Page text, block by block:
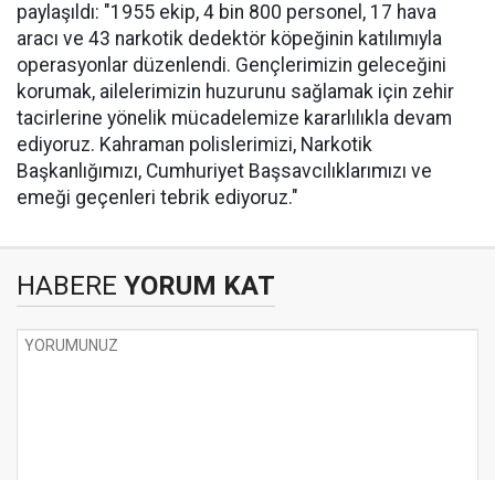
paylaşıldı: "1955 ekip, 4 bin 800 personel, 17 hava
aracı ve 43 narkotik dedektör köpeğinin katılımıyla
operasyonlar düzenlendi. Gençlerimizin geleceğini
korumak, ailelerimizin huzurunu sağlamak için zehir
tacirlerine yönelik mücadelemize kararlılıkla devam
ediyoruz. Kahraman polislerimizi, Narkotik
Başkanlığımızı, Cumhuriyet Başsavcılıklarımızı ve
emeği geçenleri tebrik ediyoruz."
HABERE YORUM KAT